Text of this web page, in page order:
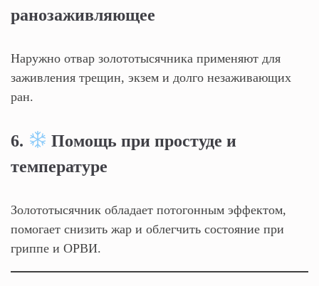
ранозаживляющее
Наружно отвар золототысячника применяют для
заживления трещин, экзем и долго незаживающих
ран.
6.
Помощь при простуде и
температуре
Золототысячник обладает потогонным эффектом,
помогает снизить жар и облегчить состояние при
гриппе и ОРВИ.